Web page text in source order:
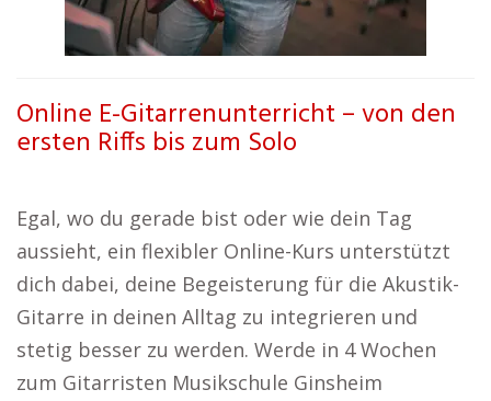
Online E-Gitarrenunterricht – von den
ersten Riffs bis zum Solo
Egal, wo du gerade bist oder wie dein Tag
aussieht, ein flexibler Online-Kurs unterstützt
dich dabei, deine Begeisterung für die Akustik-
Gitarre in deinen Alltag zu integrieren und
stetig besser zu werden. Werde in 4 Wochen
zum Gitarristen Musikschule Ginsheim